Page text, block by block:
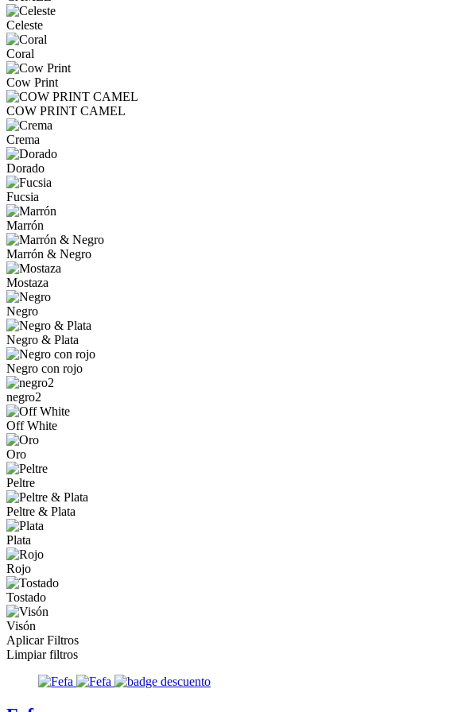
Celeste
Coral
Cow Print
COW PRINT CAMEL
Crema
Dorado
Fucsia
Marrón
Marrón & Negro
Mostaza
Negro
Negro & Plata
Negro con rojo
negro2
Off White
Oro
Peltre
Peltre & Plata
Plata
Rojo
Tostado
Visón
Aplicar Filtros
Limpiar filtros